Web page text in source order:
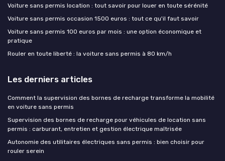
Voiture sans permis location : tout savoir pour louer en toute sérénité
Voiture sans permis occasion 1500 euros : tout ce qu'il faut savoir
Voiture sans permis 100 euros par mois : une option économique et
pratique
Rouler en toute liberté : la voiture sans permis à 80 km/h
Les derniers articles
Comment la supervision des bornes de recharge transforme la mobilité
en voiture sans permis
Supervision des bornes de recharge pour véhicules de location sans
permis : carburant, entretien et gestion électrique maîtrisée
Autonomie des utilitaires électriques sans permis : bien choisir pour
rouler serein